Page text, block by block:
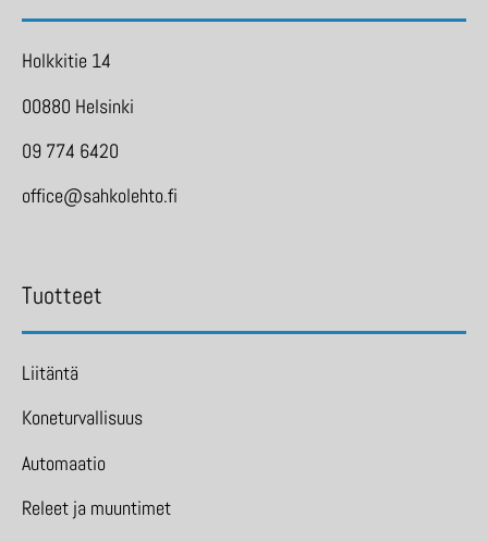
Holkkitie 14
00880 Helsinki
09 774 6420
office@sahkolehto.fi
Tuotteet
Liitäntä
Koneturvallisuus
Automaatio
Releet ja muuntimet